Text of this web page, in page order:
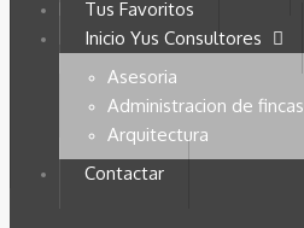
Tus Favoritos
Inicio Yus Consultores
Asesoria
Administracion de fincas
Arquitectura
Contactar